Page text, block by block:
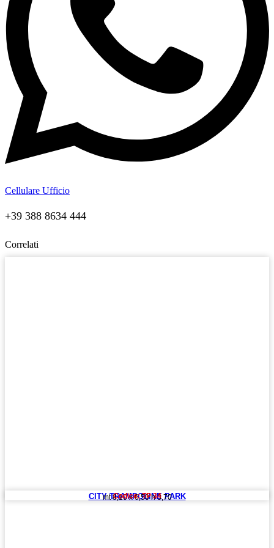
Cellulare Ufficio
+39 388 8634 444
Correlati
CITY TRAMPOLINE PARK
mt 8,10 x 6,50 h 3,70
Codice: TP 34